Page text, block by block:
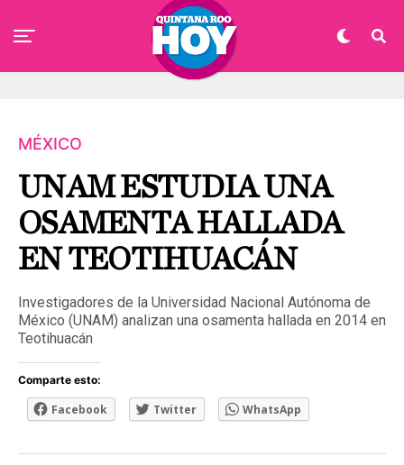
MÉXICO
UNAM ESTUDIA UNA
OSAMENTA HALLADA
EN TEOTIHUACÁN
Investigadores de la Universidad Nacional Autónoma de
México (UNAM) analizan una osamenta hallada en 2014 en
Teotihuacán
Comparte esto:
Facebook Twitter WhatsApp